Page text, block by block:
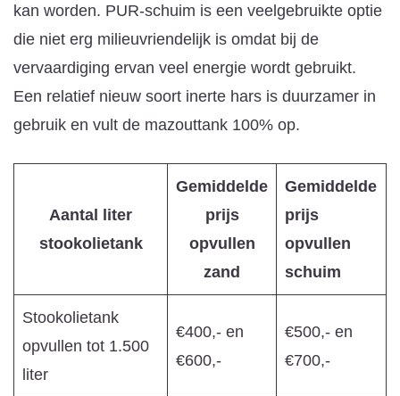
kan worden. PUR-schuim is een veelgebruikte optie
die niet erg milieuvriendelijk is omdat bij de
vervaardiging ervan veel energie wordt gebruikt.
Een relatief nieuw soort inerte hars is duurzamer in
gebruik en vult de mazouttank 100% op.
Aantal liter
stookolietank
Gemiddelde
prijs
opvullen
zand
Gemiddelde
prijs
opvullen
schuim
Stookolietank
opvullen tot 1.500
liter
€400,- en
€600,-
€500,- en
€700,-